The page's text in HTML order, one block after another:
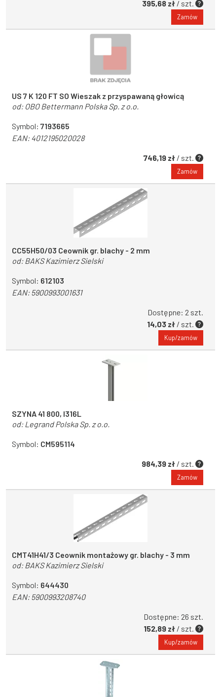
395,68 zł / szt.
Zamów
US 7 K 120 FT SO Wieszak z przyspawaną głowicą
od: OBO Bettermann Polska Sp. z o.o.
Symbol: 7193665
EAN:4012195020028
746,19 zł / szt.
Zamów
CC55H50/03 Ceownik gr. blachy - 2 mm
od: BAKS Kazimierz Sielski
Symbol: 612103
EAN:5900993001631
Dostępne: 2 szt.
14,03 zł / szt.
Kup/zamów
SZYNA 41 800, I316L
od: Legrand Polska Sp. z o.o.
Symbol: CM595114
984,39 zł / szt.
Zamów
CMT41H41/3 Ceownik montażowy gr. blachy - 3 mm
od: BAKS Kazimierz Sielski
Symbol: 644430
EAN:5900993208740
Dostępne: 26 szt.
152,89 zł / szt.
Kup/zamów